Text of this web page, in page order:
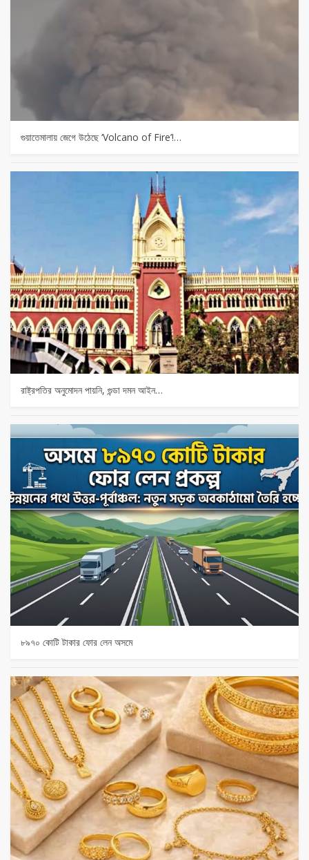
গুয়াতেমালায় জেগে উঠেছে ‘Volcano of Fire’!…
রাষ্ট্রপতির অনুমোদন পায়নি, গুন্ডা দমন আইন…
৮৯৭০ কোটি টাকার ফোর লেন অসমে